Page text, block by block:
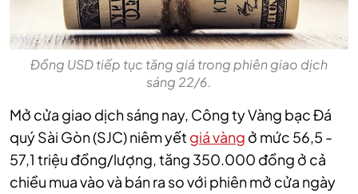
Đồng USD tiếp tục tăng giá trong phiên giao dịch
sáng 22/6.
Mở cửa giao dịch sáng nay, Công ty Vàng bạc Đá
quý Sài Gòn (SJC) niêm yết giá vàng ở mức 56,5 -
57,1 triệu đồng/lượng, tăng 350.000 đồng ở cả
chiều mua vào và bán ra so với phiên mở cửa ngày